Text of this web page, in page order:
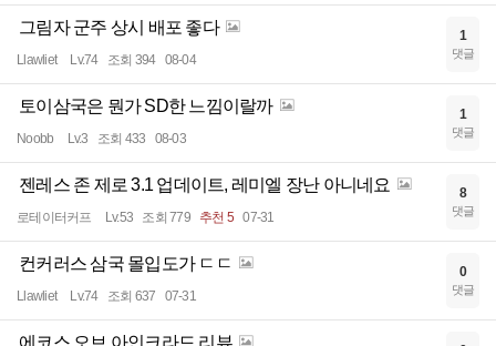
그림자 군주 상시 배포 좋다
Llawliet Lv.74 조회 394 08-04
1
댓글
토이삼국은 뭔가 SD한 느낌이랄까
Noobb Lv.3 조회 433 08-03
1
댓글
젠레스 존 제로 3.1 업데이트, 레미엘 장난 아니네요
로테이터커프 Lv.53 조회 779 추천 5 07-31
8
댓글
컨커러스 삼국 몰입도가 ㄷㄷ
Llawliet Lv.74 조회 637 07-31
0
댓글
에코스 오브 아인크라드 리뷰